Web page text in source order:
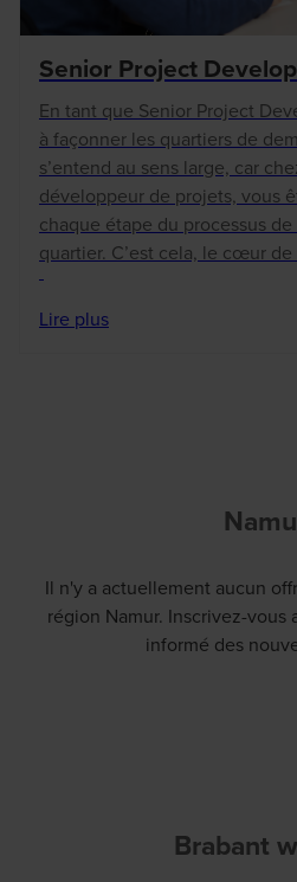
Senior Project
En tant que Senior Project
à façonner les quartiers de
s’entend au sens large, car
développeur de projets, vous
chaque étape du processus
quartier. C’est cela, le cœur
Lire plus
Il n'y a actuellement aucun
région Namur. Inscrivez-vous
informé des
Brabant